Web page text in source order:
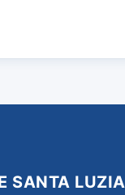
SANTA LUZIA